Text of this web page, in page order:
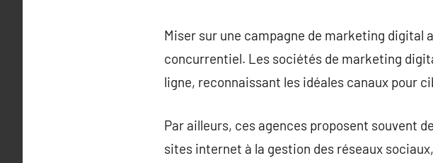
Miser sur une campagne de marketing digital
concurrentiel. Les sociétés de marketing
ligne, reconnaissant les idéales canaux pour
Par ailleurs, ces agences proposent souvent
sites internet à la gestion des réseaux